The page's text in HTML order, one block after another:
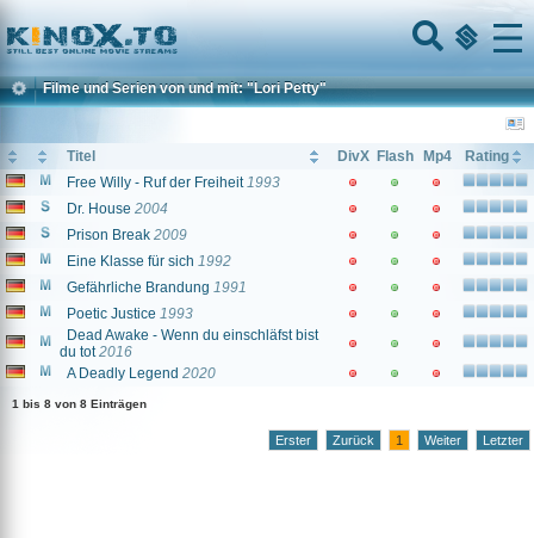
Home
Menu
Filme und Serien von und mit: "Lori Petty"
Titel DivX Flash Mp4
Rating
Free Willy - Ruf der Freiheit 1993
Dr. House 2004
Prison Break 2009
Eine Klasse für sich 1992
Gefährliche Brandung 1991
Poetic Justice 1993
Dead Awake - Wenn du einschläfst bist
du tot 2016
A Deadly Legend 2020
1 bis 8 von 8 Einträgen
Erster Zurück 1 Weiter Letzter